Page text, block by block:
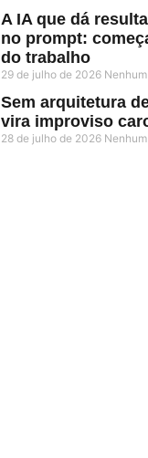
A IA que dá
no prompt:
do trabalho
29 de julho de 2026
Sem arquitetura
vira improviso
28 de julho de 2026